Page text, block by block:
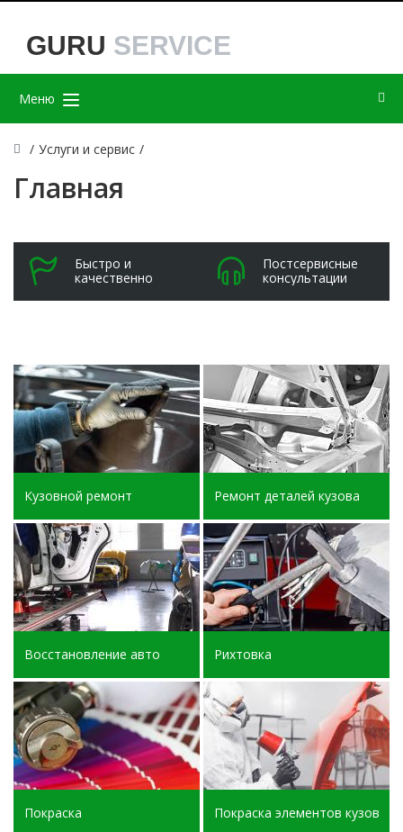
GURU SERVICE
Меню
/ Услуги и сервис /
Главная
Быстро и
качественно
Постсервисные
консультации
Кузовной ремонт Ремонт деталей кузова
Восстановление авто Рихтовка
Покраска Покраска элементов кузова